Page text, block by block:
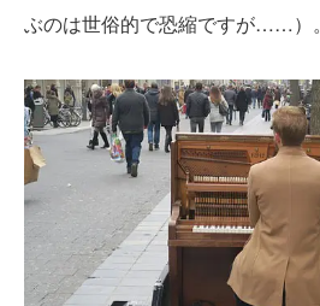
ぶのは世俗的で恐縮ですが……）。